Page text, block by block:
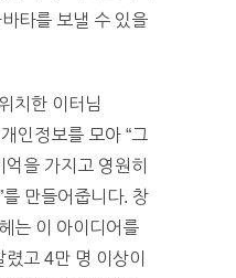
타를 보낼 수 있을
치한 이터님
인정보를 모아 “그
을 가지고 영원히
만들어줍니다. 창
는 이 아이디어를
고 4만 명 이상이